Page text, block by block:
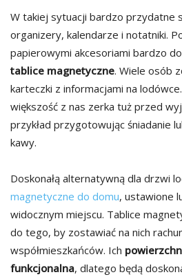
W takiej sytuacji bardzo przydatne
organizery, kalendarze i notatniki.
papierowymi akcesoriami bardzo
tablice magnetyczne. Wiele osób
karteczki z informacjami na
większość z nas zerka tuż przed
przykład przygotowując śniadanie
kawy.
Doskonałą alternatywną dla drzwi
magnetyczne do domu, ustawione
widocznym miejscu. Tablice
do tego, by zostawiać na nich
współmieszkańców. Ich
funkcjonalna, dlatego będą